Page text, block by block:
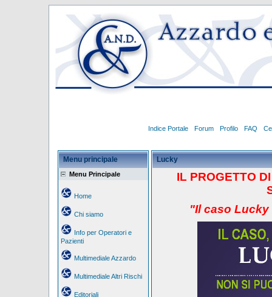
Indice Portale Forum Profilo FAQ
Menu principale
Menu Principale
Home
Chi siamo
Info per Operatori e
Pazienti
Multimediale Azzardo
Multimediale Altri Rischi
Editoriali
Lucky
IL PROGETTO
"Il caso